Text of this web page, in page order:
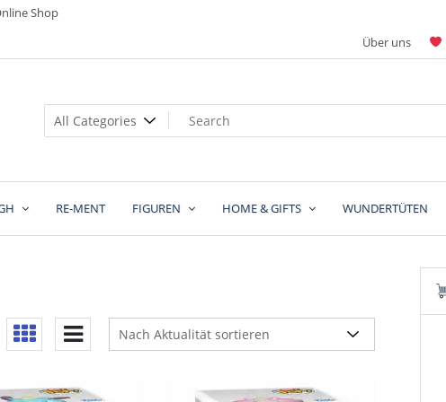
Shop
Über uns
RE-MENT FIGUREN HOME & GIFTS WUNDERTÜTEN